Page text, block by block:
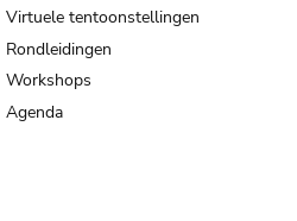
Virtuele tentoonstellingen
Rondleidingen
Workshops
Agenda